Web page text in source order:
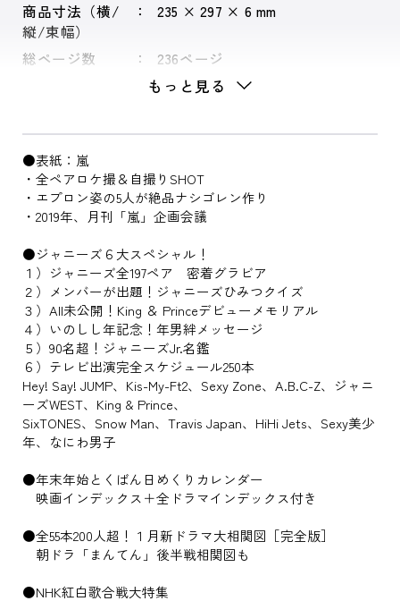
商品寸法（横/
縦/束幅）
235 × 297 × 6 mm
総ページ数 236ページ
もっと見る
●表紙：嵐
・全ペアロケ撮＆自撮りSHOT
・エプロン姿の5人が絶品ナシゴレン作り
・2019年、月刊「嵐」企画会議
●ジャニーズ６大スペシャル！
１）ジャニーズ全197ペア 密着グラビア
２）メンバーが出題！ジャニーズひみつクイズ
３）All未公開！King ＆ Princeデビューメモリアル
４）いのしし年記念！年男絆メッセージ
５）90名超！ジャニーズJr.名鑑
６）テレビ出演完全スケジュール250本
Hey! Say! JUMP、Kis-My-Ft2、Sexy Zone、A.B.C-Z、ジャニ
ーズWEST、King & Prince、
SixTONES、Snow Man、Travis Japan、HiHi Jets、Sexy美少
年、なにわ男子
●年末年始とくばん日めくりカレンダー
映画インデックス＋全ドラマインデックス付き
●全55本200人超！１月新ドラマ大相関図［完全版］
朝ドラ「まんてん」後半戦相関図も
●NHK紅白歌合戦大特集